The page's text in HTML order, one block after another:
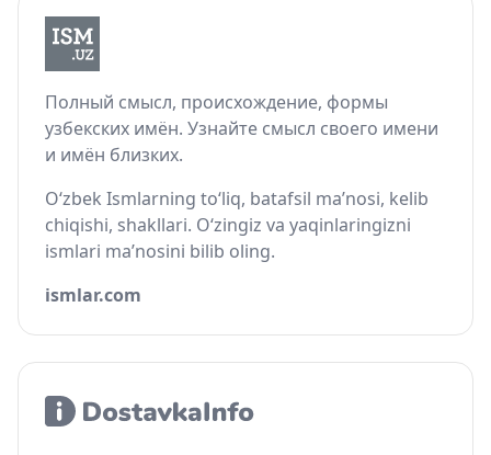
Полный смысл, происхождение, формы
узбекских имён. Узнайте смысл своего имени
и имён близких.
O‘zbek Ismlarning to‘liq, batafsil ma’nosi, kelib
chiqishi, shakllari. O‘zingiz va yaqinlaringizni
ismlari ma’nosini bilib oling.
ismlar.com